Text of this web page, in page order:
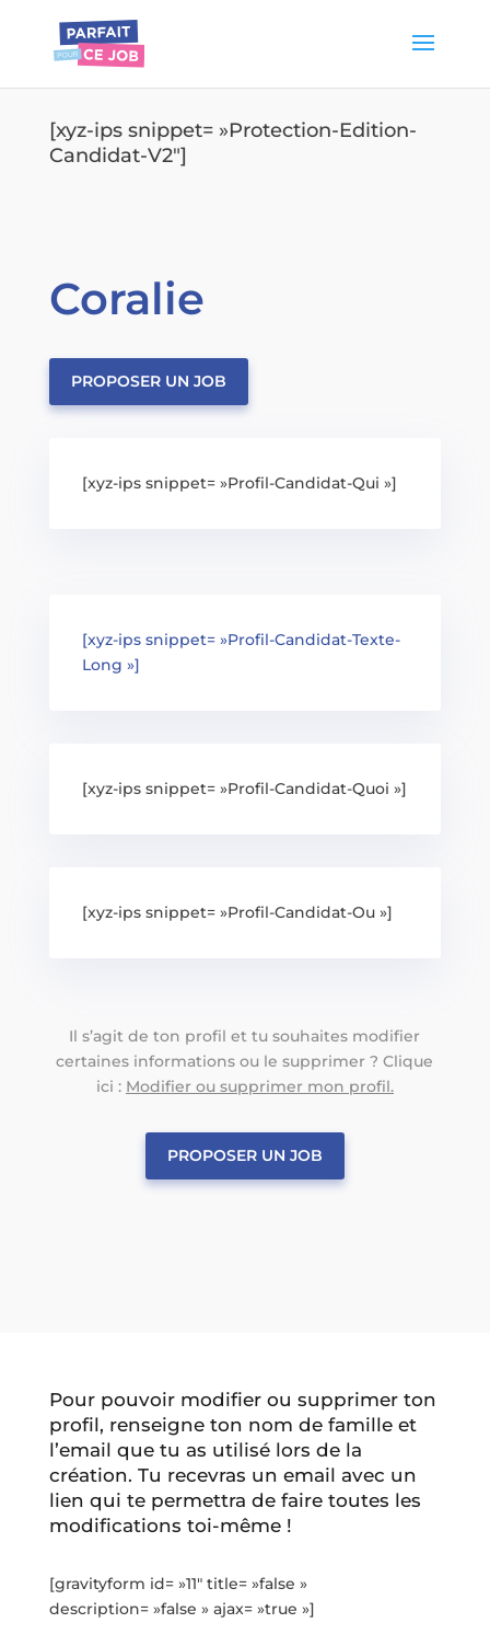
[xyz-ips snippet= »Protection-Edition-
Candidat-V2″]
Coralie
PROPOSER UN JOB
[xyz-ips snippet= »Profil-Candidat-Qui »]
[xyz-ips snippet= »Profil-Candidat-Texte-
Long »]
[xyz-ips snippet= »Profil-Candidat-Quoi »]
[xyz-ips snippet= »Profil-Candidat-Ou »]
Il s’agit de ton profil et tu souhaites modifier
certaines informations ou le supprimer ? Clique
ici : Modifier ou supprimer mon profil.
PROPOSER UN JOB
Pour pouvoir modifier ou supprimer ton
profil, renseigne ton nom de famille et
l’email que tu as utilisé lors de la
création. Tu recevras un email avec un
lien qui te permettra de faire toutes les
modifications toi-même !
[gravityform id= »11″ title= »false »
description= »false » ajax= »true »]